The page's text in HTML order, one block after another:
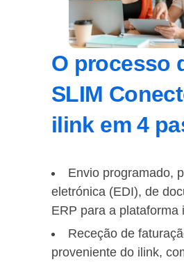
O processo
SLIM
ilink em 4
Envio programado,
eletrónica (EDI), de
ERP para a plataforma
Receção de
proveniente do ilink,